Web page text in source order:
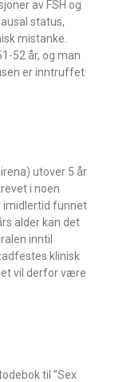
av FSH og
status,
mistanke.
52 år, og man
er inntruffet
utover 5 år
i noen
imidlertid funnet
alder kan det
inntil
klinisk
vil derfor være
til ”Sex